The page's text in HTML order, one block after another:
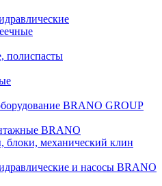
полиспасты
BRANO GROUP
BRANO
блоки, механический клин
и насосы BRANO